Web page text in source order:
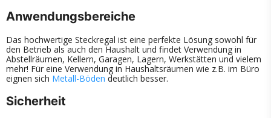
Anwendungsbereiche
Das hochwertige Steckregal ist eine perfekte Lösung sowohl für
den Betrieb als auch den Haushalt und findet Verwendung in
Abstellräumen, Kellern, Garagen, Lagern, Werkstätten und vielem
mehr! Für eine Verwendung in Haushaltsräumen wie z.B. im Büro
eignen sich Metall-Böden deutlich besser.
Sicherheit